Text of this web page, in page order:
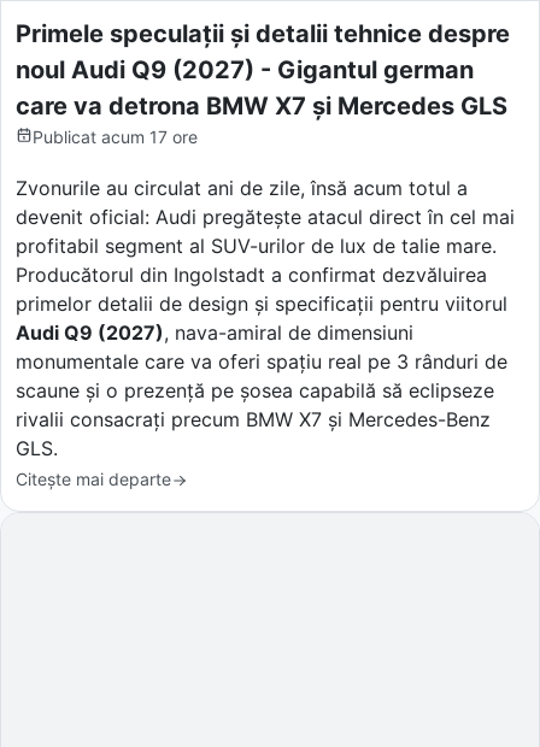
Primele speculații și detalii tehnice despre
noul Audi Q9 (2027) - Gigantul german
care va detrona BMW X7 și Mercedes GLS
Publicat acum 17 ore
Zvonurile au circulat ani de zile, însă acum totul a
devenit oficial: Audi pregătește atacul direct în cel mai
profitabil segment al SUV-urilor de lux de talie mare.
Producătorul din Ingolstadt a confirmat dezvăluirea
primelor detalii de design și specificații pentru viitorul
Audi Q9 (2027), nava-amiral de dimensiuni
monumentale care va oferi spațiu real pe 3 rânduri de
scaune și o prezență pe șosea capabilă să eclipseze
rivalii consacrați precum BMW X7 și Mercedes-Benz
GLS.
Citește mai departe